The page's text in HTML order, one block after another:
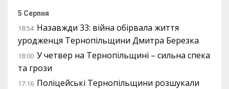
5 Серпня
18:54 Назавжди 33: війна обірвала життя
уродженця Тернопільщини Дмитра Березка
18:00 У четвер на Тернопільщині – сильна спека
та грози
17:16 Поліцейські Тернопільщини розшукали